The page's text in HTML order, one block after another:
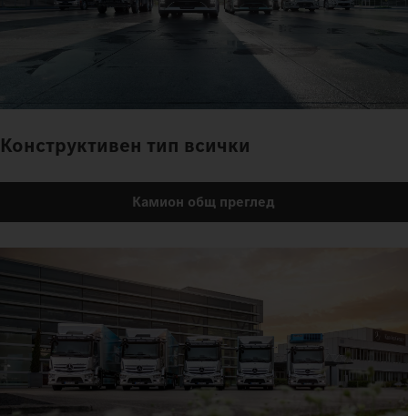
Конструктивен тип всички
Камион общ преглед